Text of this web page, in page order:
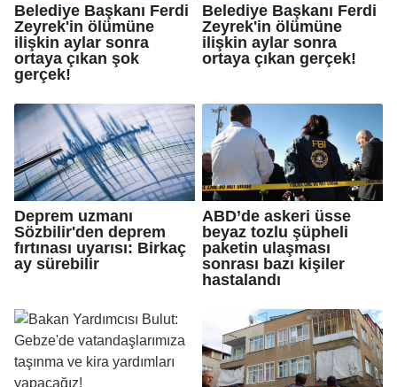
Belediye Başkanı Ferdi
Zeyrek'in ölümüne
ilişkin aylar sonra
ortaya çıkan şok
gerçek!
Belediye Başkanı Ferdi
Zeyrek'in ölümüne
ilişkin aylar sonra
ortaya çıkan gerçek!
Deprem uzmanı
Sözbilir'den deprem
fırtınası uyarısı: Birkaç
ay sürebilir
ABD’de askeri üsse
beyaz tozlu şüpheli
paketin ulaşması
sonrası bazı kişiler
hastalandı